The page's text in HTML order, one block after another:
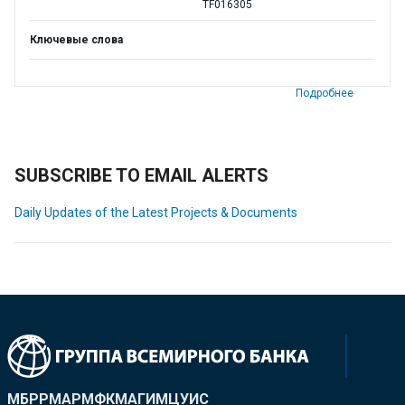
TF016305
Ключевые слова
Подробнее
SUBSCRIBE TO EMAIL ALERTS
Daily Updates of the Latest Projects & Documents
МБРРМАРМФКМАГИМЦУИС